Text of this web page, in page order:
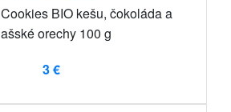
BIO kešu, čokoláda a
orechy 100 g
3 €